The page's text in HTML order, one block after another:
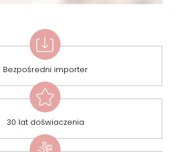
Bezpośredni importer
30 lat doświaczenia